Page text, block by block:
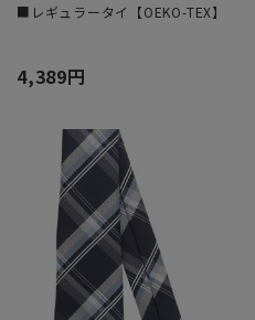
■レギュラータイ【OEKO-TEX】
4,389円